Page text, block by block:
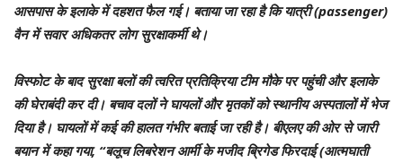
आसपास के इलाके में दहशत फैल गई। बताया जा रहा है कि यात्री (passenger)
वैन में सवार अधिकतर लोग सुरक्षाकर्मी थे।
विस्फोट के बाद सुरक्षा बलों की त्वरित प्रतिक्रिया टीम मौके पर पहुंची और इलाके
की घेराबंदी कर दी। बचाव दलों ने घायलों और मृतकों को स्थानीय अस्पतालों में भेज
दिया है। घायलों में कई की हालत गंभीर बताई जा रही है। बीएलए की ओर से जारी
बयान में कहा गया, “बलूच लिबरेशन आर्मी के मजीद ब्रिगेड फिरदाई (आत्मघाती